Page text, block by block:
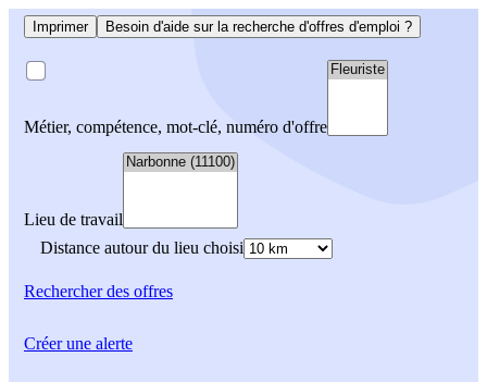
Imprimer Besoin d'aide sur la recherche d'offres d'emploi ?
Métier, compétence, mot-clé, numéro d'offre
Lieu de travail
Distance autour du lieu choisi
Rechercherdes offres
Créer une alerte